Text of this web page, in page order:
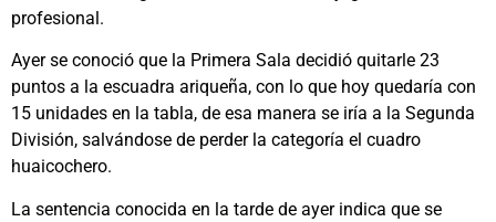
profesional.
Ayer se conoció que la Primera Sala decidió quitarle 23
puntos a la escuadra ariqueña, con lo que hoy quedaría con
15 unidades en la tabla, de esa manera se iría a la Segunda
División, salvándose de perder la categoría el cuadro
huaicochero.
La sentencia conocida en la tarde de ayer indica que se